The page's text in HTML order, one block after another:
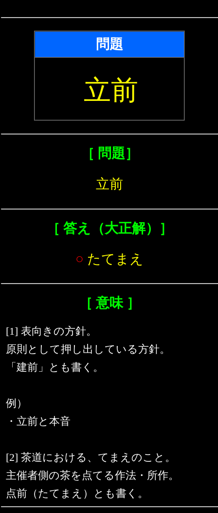
問題
立前
［ 問題］
立前
［ 答え（大正解）］
○ たてまえ
［ 意味 ］
[1] 表向きの方針。
原則として押し出している方針。
「建前」とも書く。
例）
・立前と本音
[2] 茶道における、てまえのこと。
主催者側の茶を点てる作法・所作。
点前（たてまえ）とも書く。